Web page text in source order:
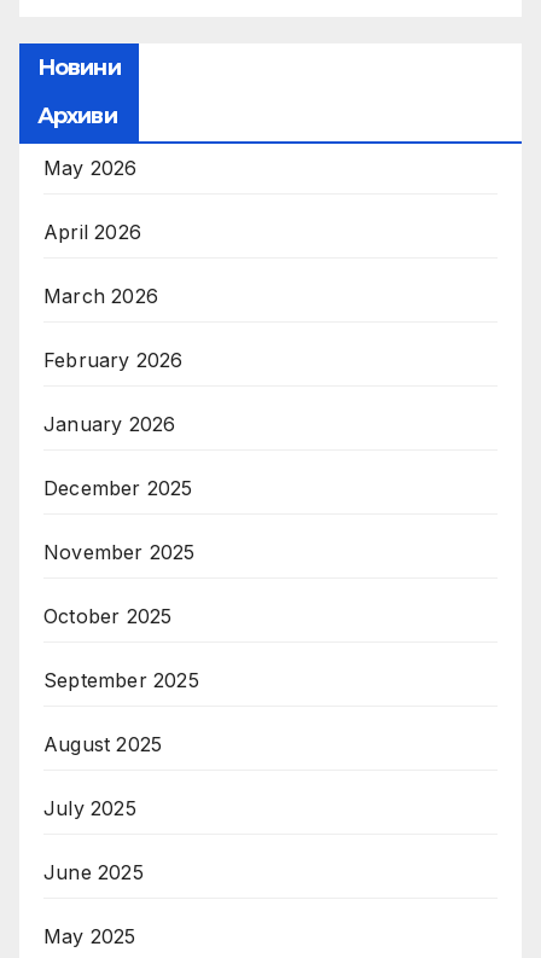
Новини
Архиви
May 2026
April 2026
March 2026
February 2026
January 2026
December 2025
November 2025
October 2025
September 2025
August 2025
July 2025
June 2025
May 2025